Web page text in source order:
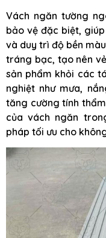
Vách ngăn tường
bảo vệ đặc biệt,
và duy trì độ bền
tráng bạc, tạo nên
sản phẩm khỏi các
nghiệt như mưa,
tăng cường tính
của vách ngăn
pháp tối ưu cho